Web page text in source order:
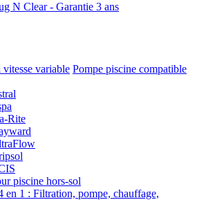
N Clear - Garantie 3 ans
vitesse variable Pompe piscine compatible
Rite
piscine hors-sol
en 1 : Filtration, pompe, chauffage,